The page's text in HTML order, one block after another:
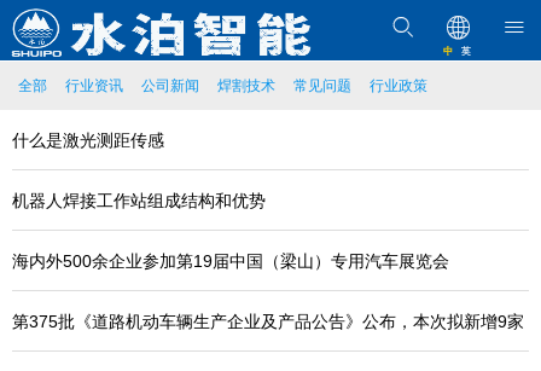
中 英
全部 行业资讯 公司新闻 焊割技术 常见问题 行业政策
什么是激光测距传感
机器人焊接工作站组成结构和优势
海内外500余企业参加第19届中国（梁山）专用汽车展览会
第375批《道路机动车辆生产企业及产品公告》公布，本次拟新增9家